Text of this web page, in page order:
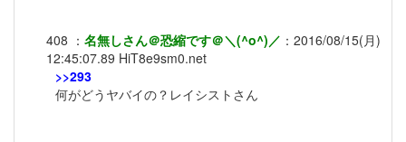
408 ： 名無しさん＠恐縮です＠＼(^o^)／ ： 2016/08/15(月)
12:45:07.89 HiT8e9sm0.net
>>293
何がどうヤバイの？レイシストさん